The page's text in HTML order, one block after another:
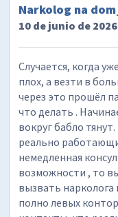
Narkolog na
10 de junio de
Случается, когда
плох, а везти в
через это прошёл
что делать .
вокруг бабло
реально
немедленная
возможности , то
вызвать нарколога
полно левых